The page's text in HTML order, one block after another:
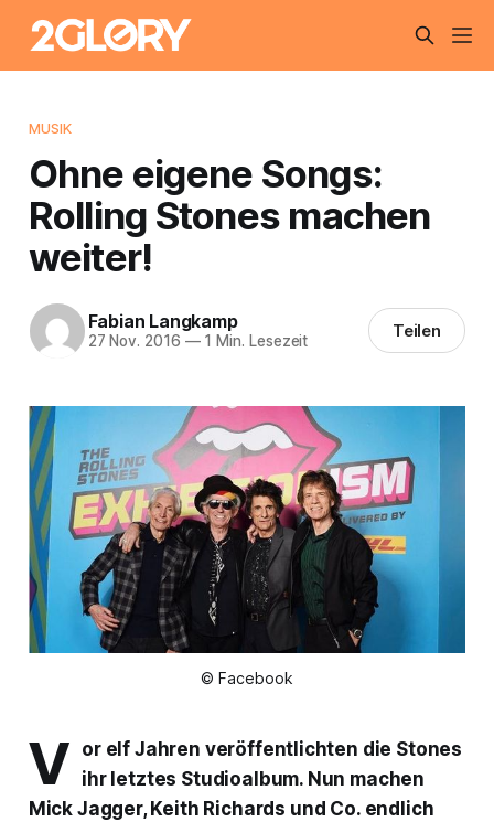
MUSIK
Ohne eigene Songs:
Rolling Stones machen
weiter!
Fabian Langkamp
27 Nov. 2016 —1 Min. Lesezeit Teilen
© Facebook
V or elf Jahren veröffentlichten die Stones
ihr letztes Studioalbum. Nun machen
Mick Jagger, Keith Richards und Co. endlich